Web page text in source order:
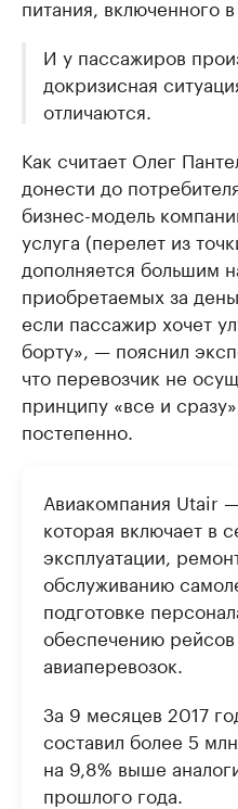
питания, включенного
И у пассажиров
докризисная
отличаются.
Как считает Олег
донести до
бизнес-модель
услуга (перелет из
дополняется большим
приобретаемых за
если пассажир хочет
борту», — пояснил
что перевозчик не
принципу «все и
постепенно.
Авиакомпания Utair
которая включает в
эксплуатации,
обслуживанию
подготовке
обеспечению
авиаперевозок.
За 9 месяцев 2017
составил более 5
на 9,8% выше
прошлого года.